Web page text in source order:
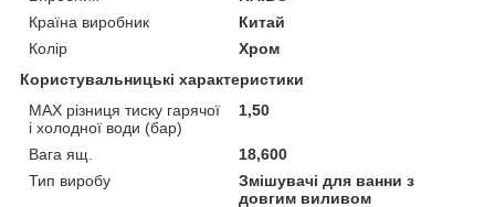
Країна виробник
Китай
Колір
Хром
Користувальницькі характеристики
MAX різниця тиску гарячої
і холодної води (бар)
1,50
Вага ящ.
18,600
Тип виробу
Змішувачі для ванни з
довгим виливом